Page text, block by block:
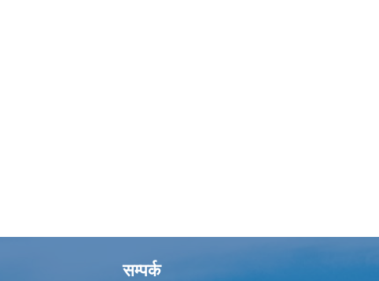
सम्पर्क